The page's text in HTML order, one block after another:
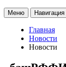
Меню Навигация
Главная
Новости
Новости